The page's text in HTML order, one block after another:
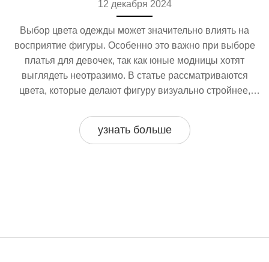
12 декабря 2024
Выбор цвета одежды может значительно влиять на
восприятие фигуры. Особенно это важно при выборе
платья для девочек, так как юные модницы хотят
выглядеть неотразимо. В статье рассматриваются
цвета, которые делают фигуру визуально стройнее,
эффект, и советы по выбору аксессуаров для
достижения гармоничного образа. Также будет
узнать больше